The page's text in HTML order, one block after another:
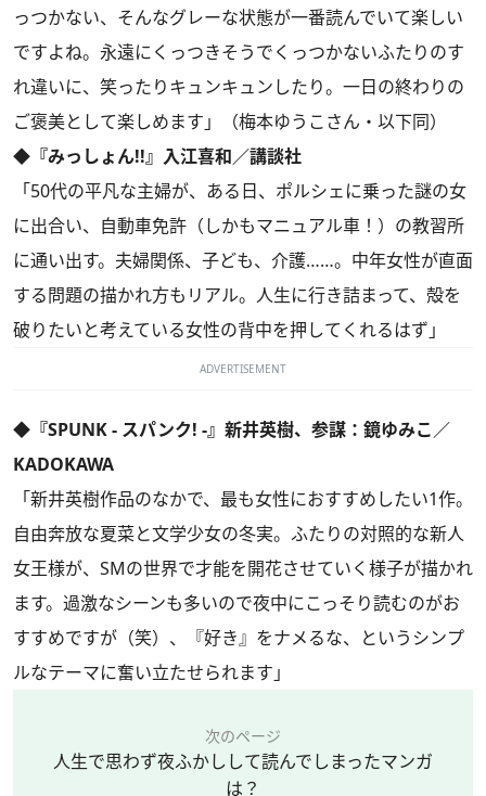
っつかない、そんなグレーな状態が一番読んでいて楽しい
ですよね。永遠にくっつきそうでくっつかないふたりのす
れ違いに、笑ったりキュンキュンしたり。一日の終わりの
ご褒美として楽しめます」（梅本ゆうこさん・以下同）
◆『みっしょん!!』入江喜和／講談社
「50代の平凡な主婦が、ある日、ポルシェに乗った謎の女
に出合い、自動車免許（しかもマニュアル車！）の教習所
に通い出す。夫婦関係、子ども、介護……。中年女性が直面
する問題の描かれ方もリアル。人生に行き詰まって、殻を
破りたいと考えている女性の背中を押してくれるはず」
ADVERTISEMENT
◆『SPUNK - スパンク! -』新井英樹、参謀：鏡ゆみこ／
KADOKAWA
「新井英樹作品のなかで、最も女性におすすめしたい1作。
自由奔放な夏菜と文学少女の冬実。ふたりの対照的な新人
女王様が、SMの世界で才能を開花させていく様子が描かれ
ます。過激なシーンも多いので夜中にこっそり読むのがお
すすめですが（笑）、『好き』をナメるな、というシンプ
ルなテーマに奮い立たせられます」
次のページ
人生で思わず夜ふかしして読んでしまったマンガ
は？